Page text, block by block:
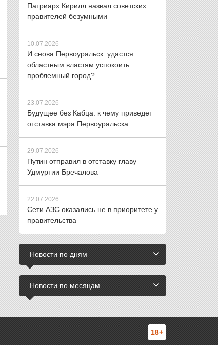
Патриарх Кирилл назвал советских
правителей безумными
10.07.2026
И снова Первоуральск: удастся
областным властям успокоить
проблемный город?
23.07.2026
Будущее без Кабца: к чему приведет
отставка мэра Первоуральска
29.07.2026
Путин отправил в отставку главу
Удмуртии Бречалова
22.07.2026
Сети АЗС оказались не в приоритете у
правительства
Новости по дням
Новости по месяцам
18+